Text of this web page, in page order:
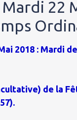
22
2018 : Mardi
de la